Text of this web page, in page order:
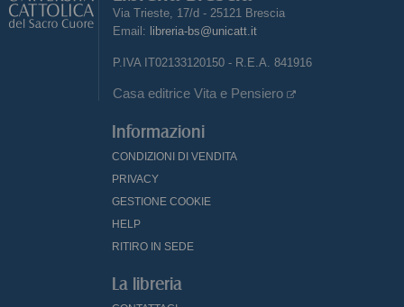
Via Trieste, 17/d - 25121 Brescia
Email: libreria-bs@unicatt.it
P.IVA IT02133120150 - R.E.A. 841916
Casa editrice Vita e Pensiero
Informazioni
CONDIZIONI DI VENDITA
PRIVACY
GESTIONE COOKIE
HELP
RITIRO IN SEDE
La libreria